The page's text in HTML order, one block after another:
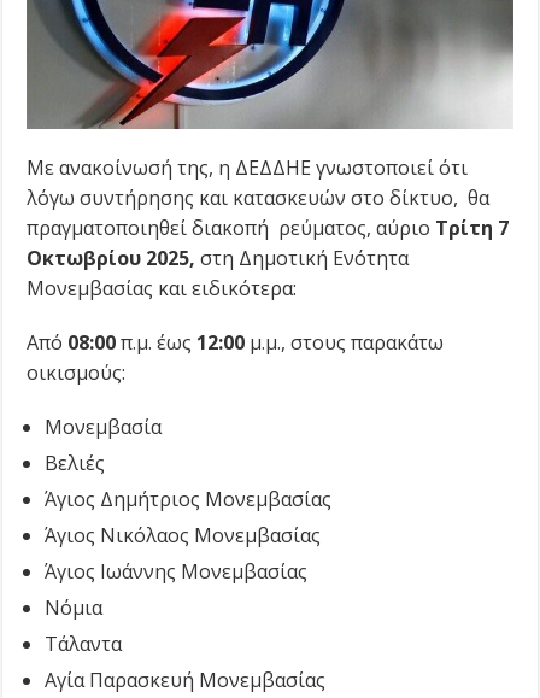
Με ανακοίνωσή της, η ΔΕΔΔΗΕ γνωστοποιεί ότι
λόγω συντήρησης και κατασκευών στο δίκτυο, θα
πραγματοποιηθεί διακοπή ρεύματος, αύριο Τρίτη 7
Οκτωβρίου 2025, στη Δημοτική Ενότητα
Μονεμβασίας και ειδικότερα:
Από 08:00π.μ. έως 12:00 μ.μ., στους παρακάτω
οικισμούς:
Μονεμβασία
Βελιές
Άγιος Δημήτριος Μονεμβασίας
Άγιος Νικόλαος Μονεμβασίας
Άγιος Ιωάννης Μονεμβασίας
Νόμια
Τάλαντα
Αγία Παρασκευή Μονεμβασίας